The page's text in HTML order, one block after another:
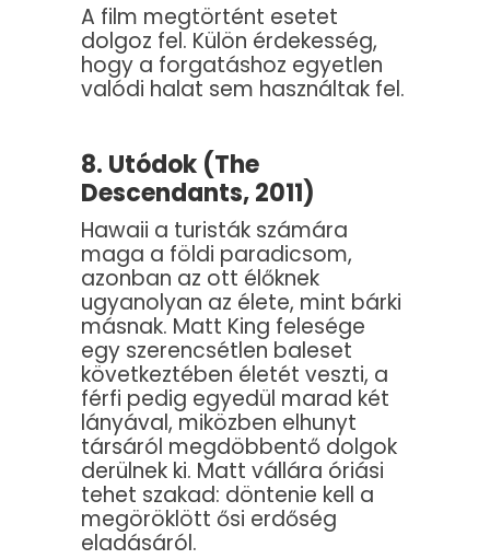
A film megtörtént esetet
dolgoz fel. Külön érdekesség,
hogy a forgatáshoz egyetlen
valódi halat sem használtak fel.
8. Utódok (The
Descendants, 2011)
Hawaii a turisták számára
maga a földi paradicsom,
azonban az ott élőknek
ugyanolyan az élete, mint bárki
másnak. Matt King felesége
egy szerencsétlen baleset
következtében életét veszti, a
férfi pedig egyedül marad két
lányával, miközben elhunyt
társáról megdöbbentő dolgok
derülnek ki. Matt vállára óriási
tehet szakad: döntenie kell a
megöröklött ősi erdőség
eladásáról.